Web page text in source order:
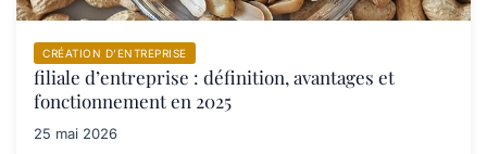
CRÉATION D’ENTREPRISE
filiale d’entreprise : définition, avantages et
fonctionnement en 2025
25 mai 2026